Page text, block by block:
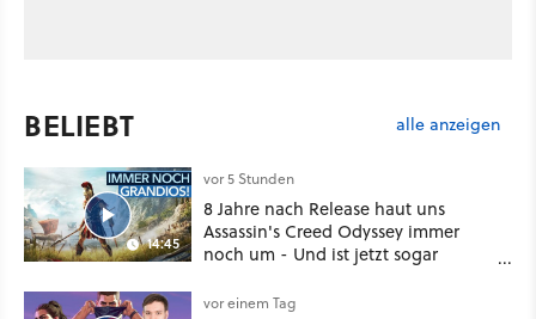
BELIEBT alle anzeigen
14:45
vor 5 Stunden
8 Jahre nach Release haut uns
Assassin's Creed Odyssey immer
noch um - Und ist jetzt sogar
vor einem Tag